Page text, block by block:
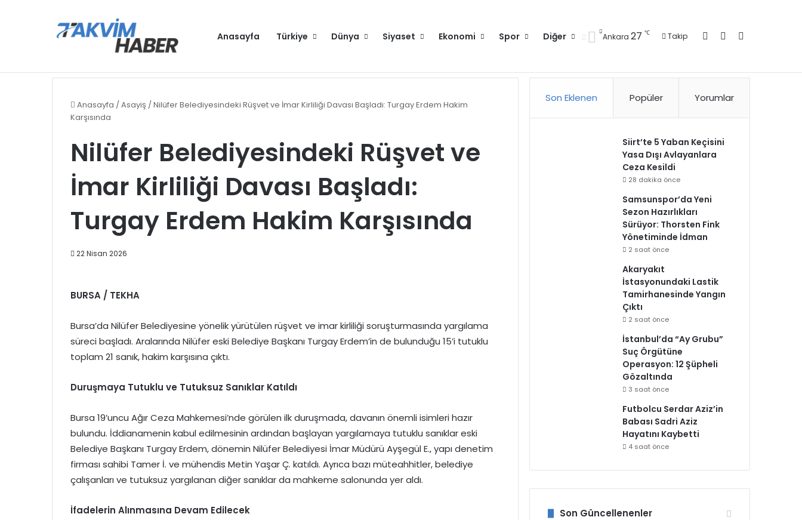
Anasayfa Türkiye Dünya Siyaset Ekonomi Spor Diğer Ankara 27 ℃ Takip Kayıt OlKenar Bölmesi
Cumhurbaşkanı Erdoğan, Bahçeli ile bir araya gelecek
Anasayfa /Asayiş /Nilüfer Belediyesindeki Rüşvet ve İmar Kirliliği Davası Başladı: Turgay Erdem Hakim
Karşısında
Nilüfer Belediyesindeki Rüşvet ve
İmar Kirliliği Davası Başladı:
Turgay Erdem Hakim Karşısında
22 Nisan 2026
BURSA / TEKHA
Bursa’da Nilüfer Belediyesine yönelik yürütülen rüşvet ve imar kirliliği soruşturmasında yargılama
süreci başladı. Aralarında Nilüfer eski Belediye Başkanı Turgay Erdem’in de bulunduğu 15’i tutuklu
toplam 21 sanık, hakim karşısına çıktı.
Duruşmaya Tutuklu ve Tutuksuz Sanıklar Katıldı
Bursa 19’uncu Ağır Ceza Mahkemesi’nde görülen ilk duruşmada, davanın önemli isimleri hazır
bulundu. İddianamenin kabul edilmesinin ardından başlayan yargılamaya tutuklu sanıklar eski
Belediye Başkanı Turgay Erdem, dönemin Nilüfer Belediyesi İmar Müdürü Ayşegül E., yapı denetim
firması sahibi Tamer İ. ve mühendis Metin Yaşar Ç. katıldı. Ayrıca bazı müteahhitler, belediye
çalışanları ve tutuksuz yargılanan diğer sanıklar da mahkeme salonunda yer aldı.
İfadelerin Alınmasına Devam Edilecek
Son Eklenen Popüler Yorumlar
Siirt’te 5 Yaban Keçisini
Yasa Dışı Avlayanlara
Ceza Kesildi
28 dakika önce
Samsunspor’da Yeni
Sezon Hazırlıkları
Sürüyor: Thorsten Fink
Yönetiminde İdman
2 saat önce
Akaryakıt
İstasyonundaki Lastik
Tamirhanesinde Yangın
Çıktı
2 saat önce
İstanbul’da “Ay Grubu”
Suç Örgütüne
Operasyon: 12 Şüpheli
Gözaltında
3 saat önce
Futbolcu Serdar Aziz’in
Babası Sadri Aziz
Hayatını Kaybetti
4 saat önce
Son Güncellenenler